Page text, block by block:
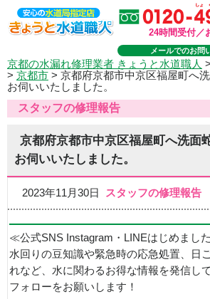
24時間受付／
メールでのお問
京都の水漏れ修理業者 きょうと水道職人 >
> 京都市 > 京都府京都市中京区福屋町へ
お伺いいたしました。
スタッフの修理報告
京都府京都市中京区福屋町へ洗面
お伺いいたしました。
2023年11月30日 スタッフの修理報告
≪公式SNS Instagram・LINEはじめまし
水回りの豆知識や緊急時の応急処置、日
れなど、水に関わるお得な情報を発信し
フォローをお願いします！